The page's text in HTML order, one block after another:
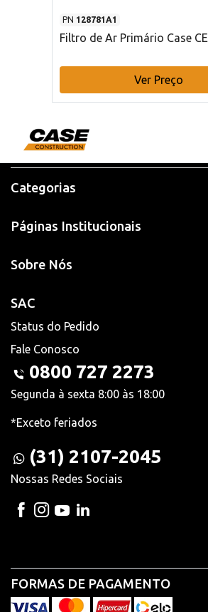
PN 128781A1
Filtro de Ar Primário Case CE
Ver Preço
Categorias
Páginas Institucionais
Sobre Nós
SAC
Status do Pedido
Fale Conosco
0800 727 2273
Segunda à sexta 8:00 às 18:00
*Exceto feriados
(31) 2107-2045
Nossas Redes Sociais
FORMAS DE PAGAMENTO